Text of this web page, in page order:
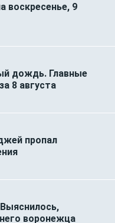
воскресенье, 9
дождь. Главные
8 августа
пропал
воронежца